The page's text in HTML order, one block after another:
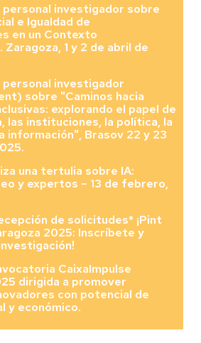
personal investigador sobre
e Igualdad de
en un Contexto
1 y 2 de abril de
personal investigador
sobre "Caminos hacia
explorando el papel de
las instituciones, la política, la
información", Brasov 22 y 23
una tertulia sobre IA:
y expertos – 13 de febrero,
de solicitudes* ¡Pint
2025: Inscríbete y
CaixaImpulse
dirigida a promover
con potencial de
y económico.